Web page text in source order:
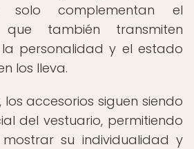
solo complementan el
también transmiten
personalidad y el estado
los lleva.
accesorios siguen siendo
del vestuario, permitiendo
su individualidad y